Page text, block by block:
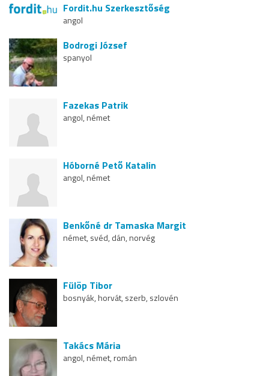
Fordit.hu Szerkesztőség
angol
Bodrogi József
spanyol
Fazekas Patrik
angol, német
Hóborné Pető Katalin
angol, német
Benkőné dr Tamaska Margit
német, svéd, dán, norvég
Fülöp Tibor
bosnyák, horvát, szerb, szlovén
Takács Mária
angol, német, román